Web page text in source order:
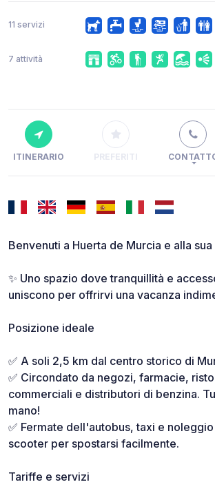
11 servizi
7 attività
ITINERARIO PREFERITI
Benvenuti a Huerta de Murcia e alla
✨ Uno spazio dove tranquillità e
uniscono per offrirvi una vacanza
Posizione ideale
✅ A soli 2,5 km dal centro storico di
✅ Circondato da negozi, farmacie,
commerciali e distributori di benzina.
mano!
✅ Fermate dell'autobus, taxi e
scooter per spostarsi facilmente.
Tariffe e servizi